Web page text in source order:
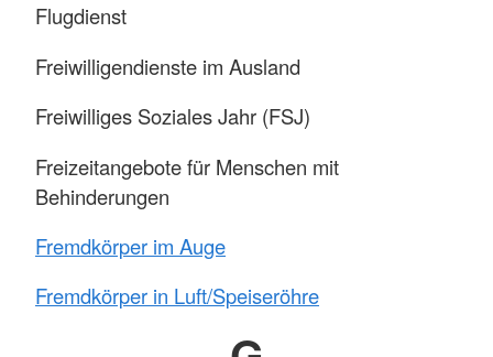
Flugdienst
Freiwilligendienste im Ausland
Freiwilliges Soziales Jahr (FSJ)
Freizeitangebote für Menschen mit
Behinderungen
Fremdkörper im Auge
Fremdkörper in Luft/Speiseröhre